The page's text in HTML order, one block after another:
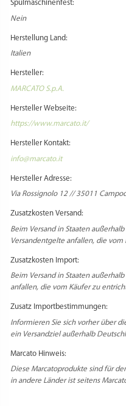
Spülmaschinenfest:
Nein
Herstellung Land:
Italien
Hersteller:
MARCATO S.p.A.
Hersteller Webseite:
https://www.marcato.it/
Hersteller Kontakt:
info@marcato.it
Hersteller Adresse:
Via Rossignolo 12 // 35011
Zusatzkosten Versand:
Beim Versand in Staaten
Versandentgelte anfallen, die
Zusatzkosten Import:
Beim Versand in Staaten
anfallen, die vom Käufer zu
Zusatz Importbestimmungen:
Informieren Sie sich vorher über
ein Versandziel außerhalb
Marcato Hinweis:
Diese Marcatoprodukte sind für
in andere Länder ist seitens